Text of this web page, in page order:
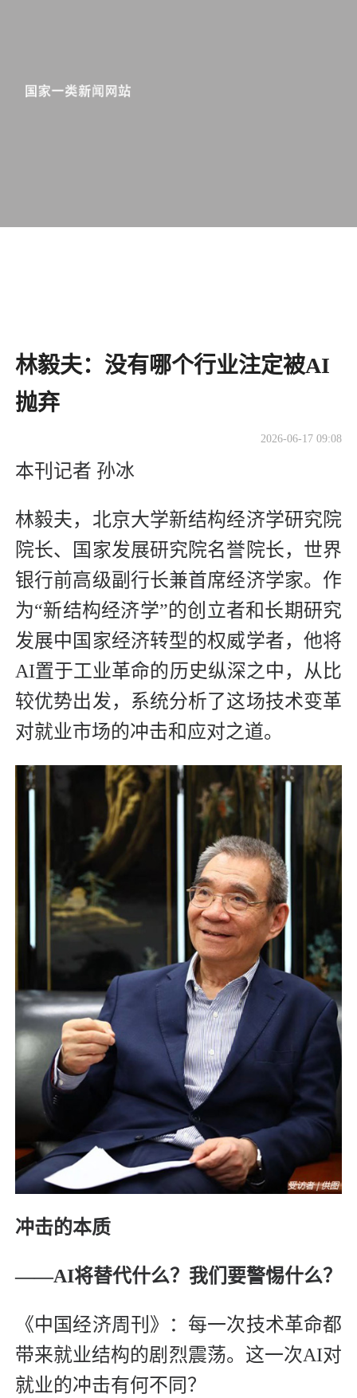
林毅夫：没有哪个行业注定被AI
抛弃
2026-06-17 09:08
本刊记者 孙冰
林毅夫，北京大学新结构经济学研究院
院长、国家发展研究院名誉院长，世界
银行前高级副行长兼首席经济学家。作
为“新结构经济学”的创立者和长期研究
发展中国家经济转型的权威学者，他将
AI置于工业革命的历史纵深之中，从比
较优势出发，系统分析了这场技术变革
对就业市场的冲击和应对之道。
冲击的本质
——AI将替代什么？我们要警惕什么？
《中国经济周刊》：每一次技术革命都
带来就业结构的剧烈震荡。这一次AI对
就业的冲击有何不同？